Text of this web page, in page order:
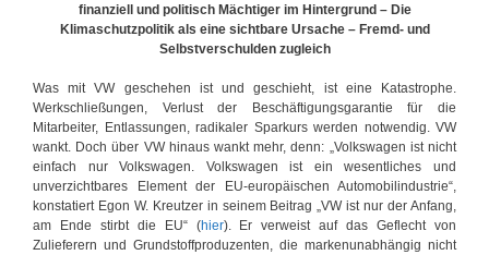
finanziell und politisch Mächtiger im Hintergrund – Die
Klimaschutzpolitik als eine sichtbare Ursache – Fremd- und
Selbstverschulden zugleich
Was mit VW geschehen ist und geschieht, ist eine Katastrophe.
Werkschließungen, Verlust der Beschäftigungsgarantie für die
Mitarbeiter, Entlassungen, radikaler Sparkurs werden notwendig. VW
wankt. Doch über VW hinaus wankt mehr, denn: „Volkswagen ist nicht
einfach nur Volkswagen. Volkswagen ist ein wesentliches und
unverzichtbares Element der EU-europäischen Automobilindustrie“,
konstatiert Egon W. Kreutzer in seinem Beitrag „VW ist nur der Anfang,
am Ende stirbt die EU“ (hier). Er verweist auf das Geflecht von
Zulieferern und Grundstoffproduzenten, die markenunabhängig nicht